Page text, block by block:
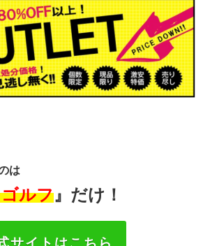
は
ルフ 』だけ！
サイトはこちら